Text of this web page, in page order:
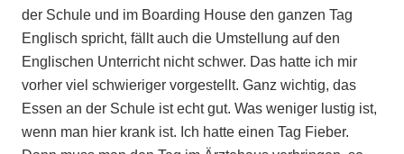
der Schule und im Boarding House den ganzen Tag
Englisch spricht, fällt auch die Umstellung auf den
Englischen Unterricht nicht schwer. Das hatte ich mir
vorher viel schwieriger vorgestellt. Ganz wichtig, das
Essen an der Schule ist echt gut. Was weniger lustig ist,
wenn man hier krank ist. Ich hatte einen Tag Fieber.